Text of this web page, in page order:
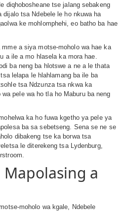
diqhobosheane tse jalang sebakeng
dijalo tsa Ndebele le ho nkuwa ha
ke mohlomphehi, eo batho ba hae
a siya motse-moholo wa hae ka
a ile a mo hlasela ka mora hae.
ba neng ba hlotswe a ne a le thata
lelapa le hlahlamang ba ile ba
tsa Ndzunza tsa nkwa ka
pele wa ho tla ho Maburu ba neng
ka ho fuwa kgetho ya pele ya
ba sa sebetseng. Sena se ne se
dibakeng tse ka borwa tsa
le diterekeng tsa Lydenburg,
a
moholo wa kgale, Ndebele